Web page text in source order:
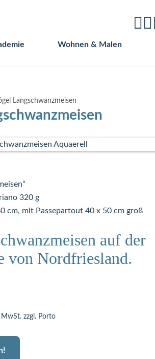
Wohnen & Malen
Langschwanzmeisen
320 g
cm, mit Passepartout 40 x 50 cm groß
auf der
von Nordfriesland.
zzgl. Porto